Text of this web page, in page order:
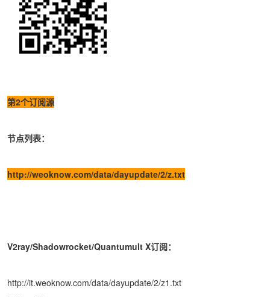
第2个订阅源
节点列表：
http://weoknow.com/data/dayupdate/2/z.txt
V2ray/Shadowrocket/Quantumult X订阅：
http://it.weoknow.com/data/dayupdate/2/z1.txt